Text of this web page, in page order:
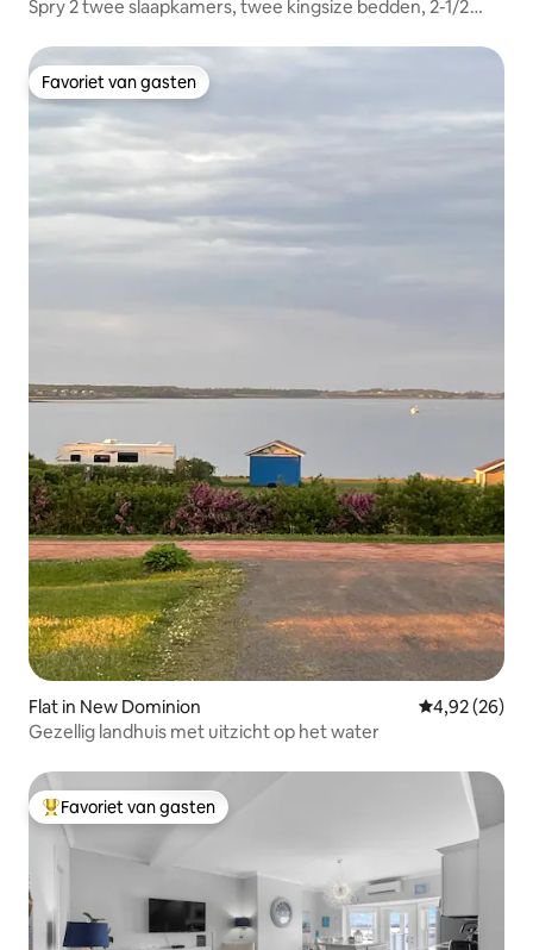
Spry 2 twee slaapkamers, twee kingsize bedden, 2-1/2
Favoriet van gasten
Favoriet van gasten
Flat in New Dominion Gemiddelde
4,92 (26)
Gezellig landhuis met uitzicht op het water
Topfavoriet van gasten
Favoriet van gasten